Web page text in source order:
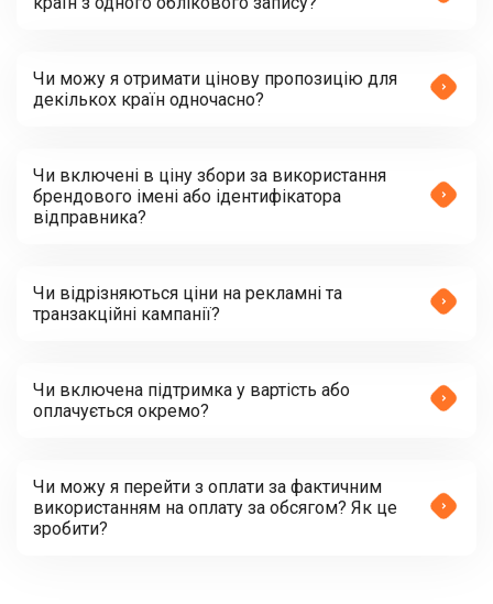
Чи можу я отримати цінову пропозицію для
декількох країн одночасно?
Чи включені в ціну збори за використання
брендового імені або ідентифікатора
відправника?
Чи відрізняються ціни на рекламні та
транзакційні кампанії?
Чи включена підтримка у вартість або
оплачується окремо?
Чи можу я перейти з оплати за фактичним
використанням на оплату за обсягом? Як це
зробити?